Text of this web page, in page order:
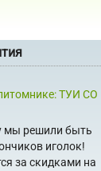
ТУИ СО
мы решили быть
иголок!
за скидками на